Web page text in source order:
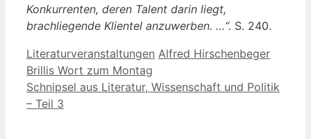
Konkurrenten, deren Talent darin liegt,
brachliegende Klientel anzuwerben. …“. S. 240.
Kategorien
Literaturveranstaltungen Schlagwörter
Alfred Hirschenbeger
Brillis Wort zum Montag
Schnipsel aus Literatur, Wissenschaft und Politik
– Teil 3